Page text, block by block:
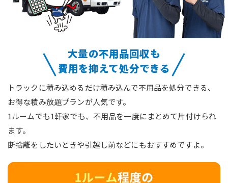
大量の不用品回収も
費用を抑えて処分できる
トラックに積み込めるだけ積み込んで不用品を処分できる、
お得な積み放題プランが人気です。
1ルームでも1軒家でも、不用品を一度にまとめて片付けられ
ます。
断捨離をしたいときや引越し前などにもおすすめですよ。